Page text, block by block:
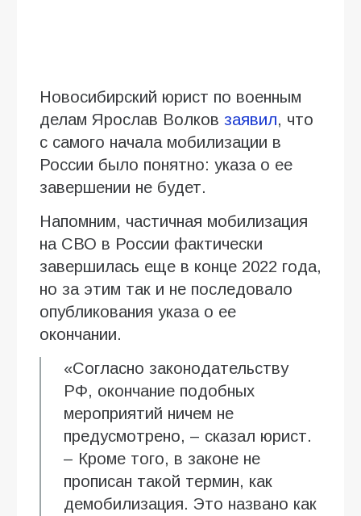
Новосибирский юрист по военным
делам Ярослав Волков заявил, что
с самого начала мобилизации в
России было понятно: указа о ее
завершении не будет.
Напомним, частичная мобилизация
на СВО в России фактически
завершилась еще в конце 2022 года,
но за этим так и не последовало
опубликования указа о ее
окончании.
«Согласно законодательству
РФ, окончание подобных
мероприятий ничем не
предусмотрено, – сказал юрист.
– Кроме того, в законе не
прописан такой термин, как
демобилизация. Это названо как